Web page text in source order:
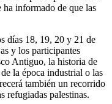
ha informado de que las
días 18, 19, 20 y 21 de
y los participantes
Antiguo, la historia de
la época industrial o las
también un recorrido
refugiadas palestinas.